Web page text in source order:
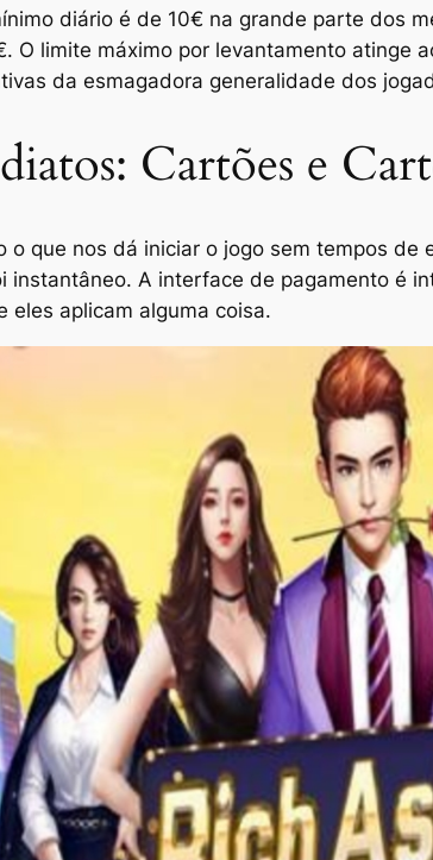
diário é de 10€ na grande parte dos
O limite máximo por levantamento atinge
da esmagadora generalidade dos
Cartões e
o que nos dá iniciar o jogo sem tempos
instantâneo. A interface de pagamento é
eles aplicam alguma coisa.